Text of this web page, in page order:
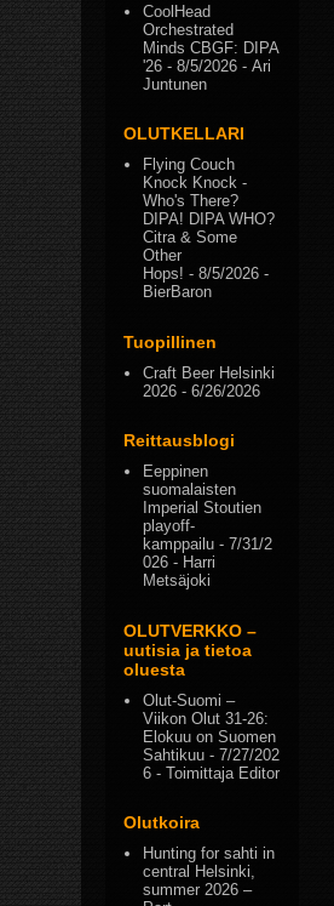
CoolHead
Orchestrated
Minds CBGF: DIPA
'26 - 8/5/2026 - Ari
Juntunen
OLUTKELLARI
Flying Couch
Knock Knock -
Who's There?
DIPA! DIPA WHO?
Citra & Some
Other
Hops! - 8/5/2026 -
BierBaron
Tuopillinen
Craft Beer Helsinki
2026 - 6/26/2026
Reittausblogi
Eeppinen
suomalaisten
Imperial Stoutien
playoff-
kamppailu - 7/31/2
026 - Harri
Metsäjoki
OLUTVERKKO –
uutisia ja tietoa
oluesta
Olut-Suomi –
Viikon Olut 31-26:
Elokuu on Suomen
Sahtikuu - 7/27/202
6 - Toimittaja Editor
Olutkoira
Hunting for sahti in
central Helsinki,
summer 2026 –